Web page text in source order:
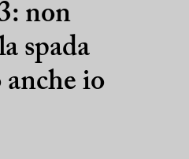
non
spada
anche io